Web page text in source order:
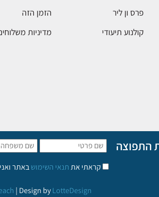
פרס ון ליר
קולנוע תיעודי
הזמן הזה
מדיניות
התפוצה
קראתי אתתנאי השימושבאתר
| Design byLotteDesign